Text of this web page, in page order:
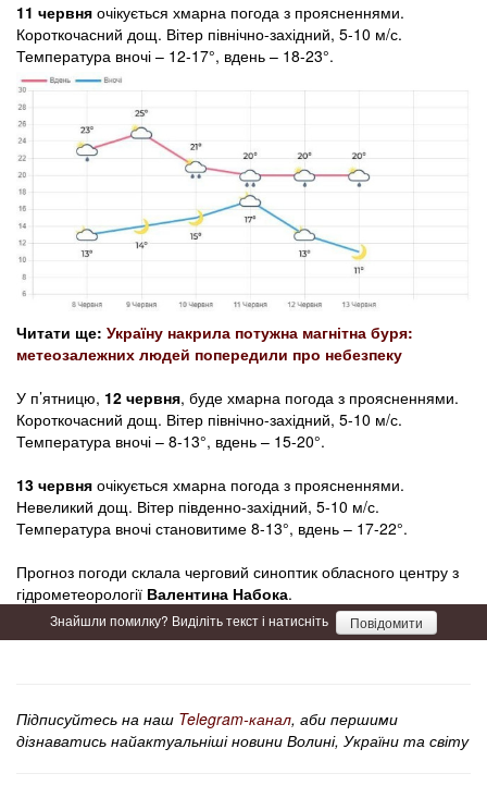
11 червня очікується хмарна погода з проясненнями.
Короткочасний дощ. Вітер північно-західний, 5-10 м/с.
Температура вночі – 12-17°, вдень – 18-23°.
Читати ще: Україну накрила потужна магнітна буря:
метеозалежних людей попередили про небезпеку
У п’ятницю, 12 червня, буде хмарна погода з проясненнями.
Короткочасний дощ. Вітер північно-західний, 5-10 м/с.
Температура вночі – 8-13°, вдень – 15-20°.
13 червня очікується хмарна погода з проясненнями.
Невеликий дощ. Вітер південно-західний, 5-10 м/с.
Температура вночі становитиме 8-13°, вдень – 17-22°.
Прогноз погоди склала черговий синоптик обласного центру з
гідрометеорології Валентина Набока.
Знайшли помилку? Виділіть текст і натисніть Повідомити
Підписуйтесь на наш Telegram-канал, аби першими
дізнаватись найактуальніші новини Волині, України та світу